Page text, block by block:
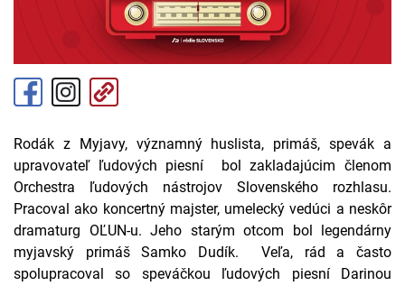
Rodák z Myjavy, významný huslista, primáš, spevák a
upravovateľ ľudových piesní bol zakladajúcim členom
Orchestra ľudových nástrojov Slovenského rozhlasu.
Pracoval ako koncertný majster, umelecký vedúci a neskôr
dramaturg OĽUN-u. Jeho starým otcom bol legendárny
myjavský primáš Samko Dudík. Veľa, rád a často
spolupracoval so speváčkou ľudových piesní Darinou